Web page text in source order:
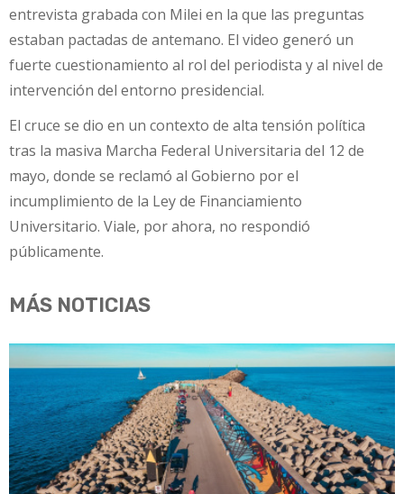
entrevista grabada con Milei en la que las preguntas
estaban pactadas de antemano. El video generó un
fuerte cuestionamiento al rol del periodista y al nivel de
intervención del entorno presidencial.
El cruce se dio en un contexto de alta tensión política
tras la masiva Marcha Federal Universitaria del 12 de
mayo, donde se reclamó al Gobierno por el
incumplimiento de la Ley de Financiamiento
Universitario. Viale, por ahora, no respondió
públicamente.
MÁS NOTICIAS